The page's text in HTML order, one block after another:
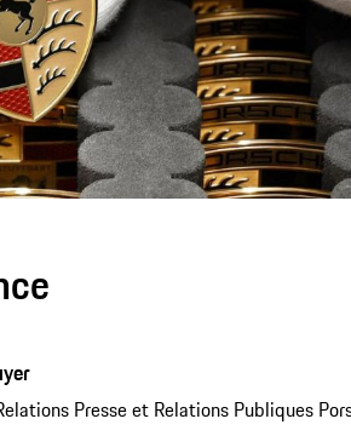
Presse et Relations Publiques